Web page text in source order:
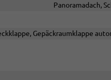
Panoramadach,
Gepäckraumklappe